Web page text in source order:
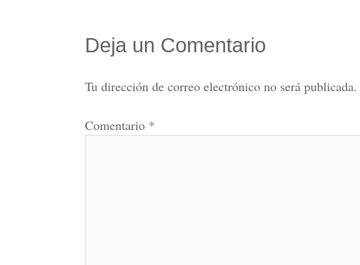
Deja un Comentario
Tu dirección de correo electrónico no será publicada.
Comentario *